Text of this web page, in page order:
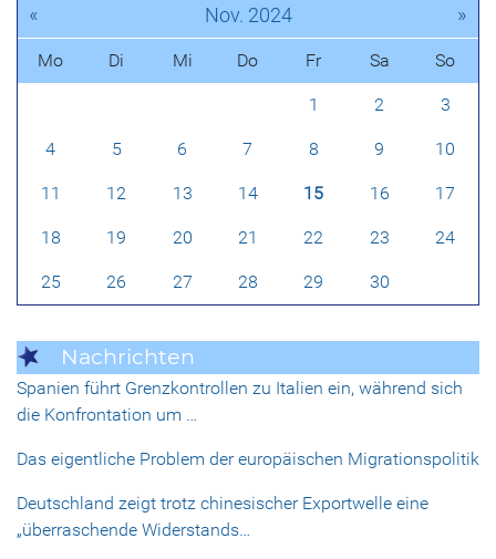
« Nov. 2024 »
Mo Di Mi Do Fr Sa So
1 2 3
4 5 6 7 8 9 10
11 12 13 14 15 16 17
18 19 20 21 22 23 24
25 26 27 28 29 30
Nachrichten
Spanien führt Grenzkontrollen zu Italien ein, während sich
die Konfrontation um …
Das eigentliche Problem der europäischen Migrationspolitik
Deutschland zeigt trotz chinesischer Exportwelle eine
„überraschende Widerstands…